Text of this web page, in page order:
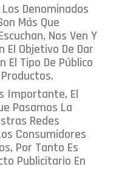
Denominados
Más Que
Nos Ven Y
El Objetivo De Dar
El Tipo De Público
Importante, El
Pasamos La
Redes
Consumidores
Por Tanto Es
Publicitario En